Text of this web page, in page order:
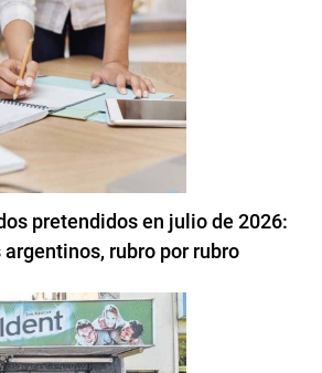
pretendidos en julio de 2026:
rubro por rubro